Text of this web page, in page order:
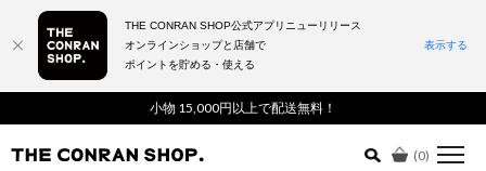
小物 15,000円以上で配送無料！
(0)
詳細検索はこちら
THE CONRAN SHOP公式アプリニューリリース
オンラインショップと店舗で
ポイントを貯める・使える
表示する